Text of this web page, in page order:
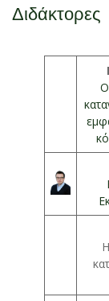
Διδάκτορες